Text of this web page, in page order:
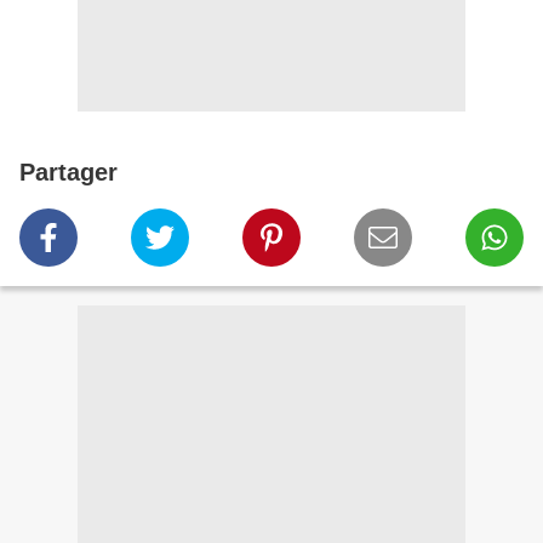
Partager